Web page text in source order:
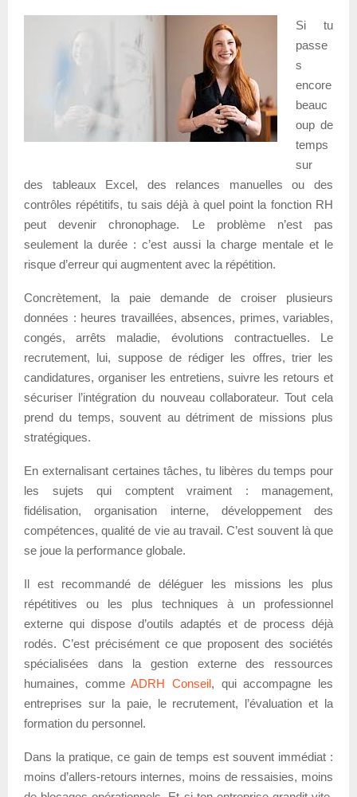
Si tu
passe
s
encore
beauc
oup de
temps
sur
des tableaux Excel, des relances manuelles ou des
contrôles répétitifs, tu sais déjà à quel point la fonction RH
peut devenir chronophage. Le problème n’est pas
seulement la durée : c’est aussi la charge mentale et le
risque d’erreur qui augmentent avec la répétition.
Concrètement, la paie demande de croiser plusieurs
données : heures travaillées, absences, primes, variables,
congés, arrêts maladie, évolutions contractuelles. Le
recrutement, lui, suppose de rédiger les offres, trier les
candidatures, organiser les entretiens, suivre les retours et
sécuriser l’intégration du nouveau collaborateur. Tout cela
prend du temps, souvent au détriment de missions plus
stratégiques.
En externalisant certaines tâches, tu libères du temps pour
les sujets qui comptent vraiment : management,
fidélisation, organisation interne, développement des
compétences, qualité de vie au travail. C’est souvent là que
se joue la performance globale.
Il est recommandé de déléguer les missions les plus
répétitives ou les plus techniques à un professionnel
externe qui dispose d’outils adaptés et de process déjà
rodés. C’est précisément ce que proposent des sociétés
spécialisées dans la gestion externe des ressources
humaines, commeADRH Conseil, qui accompagne les
entreprises sur la paie, le recrutement, l’évaluation et la
formation du personnel.
Dans la pratique, ce gain de temps est souvent immédiat :
moins d’allers-retours internes, moins de ressaisies, moins